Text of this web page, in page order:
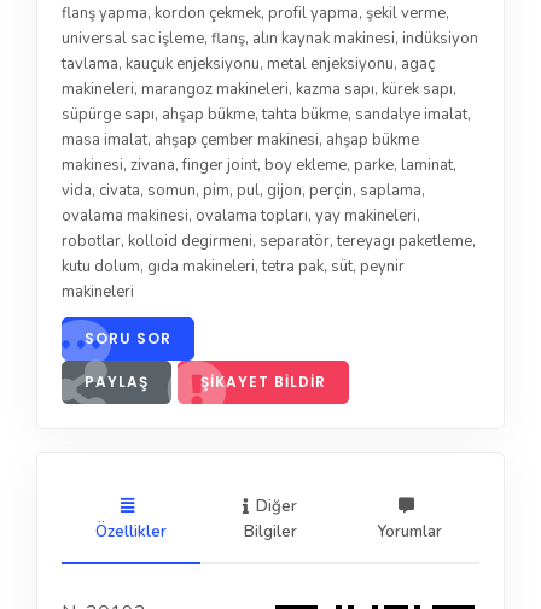
flanş yapma, kordon çekmek, profil yapma, şekil verme,
universal sac işleme, flanş, alın kaynak makinesi, indüksiyon
tavlama, kauçuk enjeksiyonu, metal enjeksiyonu, agaç
makineleri, marangoz makineleri, kazma sapı, kürek sapı,
süpürge sapı, ahşap bükme,tahta bükme, sandalye imalat,
masa imalat, ahşap çember makinesi, ahşap bükme
makinesi, zivana,finger joint, boy ekleme, parke, laminat,
vida, civata, somun, pim, pul, gijon, perçin, saplama,
ovalama makinesi, ovalama topları, yay makineleri,
robotlar, kolloid degirmeni, separatör,tereyagı paketleme,
kutu dolum, gıda makineleri,tetra pak, süt, peynir
makineleri
SORU SOR
PAYLAŞ ŞIKAYET BILDIR
Özellikler
Diğer
Bilgiler
Yorumlar